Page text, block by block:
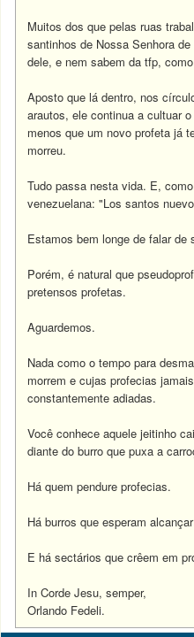
Muitos dos que pelas ruas
santinhos de Nossa Senhora
dele, e nem sabem da tfp,
Aposto que lá dentro, nos
arautos, ele continua a cultuar
menos que um novo profeta já
morreu.
Tudo passa nesta vida. E,
venezuelana: "Los santos
Estamos bem longe de falar
Porém, é natural que
pretensos profetas.
Aguardemos.
Nada como o tempo para
morrem e cujas profecias
constantemente adiadas.
Você conhece aquele jeitinho
diante do burro que puxa a
Há quem pendure profecias.
Há burros que esperam
E há sectários que crêem em
In Corde Jesu, semper,
Orlando Fedeli.